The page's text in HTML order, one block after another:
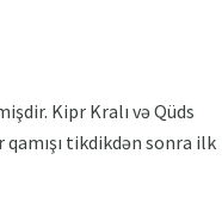
Kipr Kralı və Qüds
qamışı tikdikdən sonra ilk